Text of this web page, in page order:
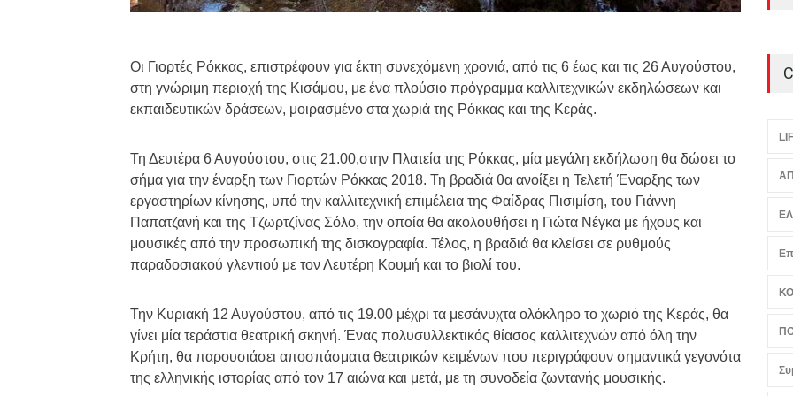
Οι Γιορτές Ρόκκας, επιστρέφουν για έκτη συνεχόμενη χρονιά, από τις 6 έως και τις 26 Αυγούστου,
στη γνώριμη περιοχή της Κισάμου, με ένα πλούσιο πρόγραμμα καλλιτεχνικών εκδηλώσεων και
εκπαιδευτικών δράσεων, μοιρασμένο στα χωριά της Ρόκκας και της Κεράς.
Τη Δευτέρα 6 Αυγούστου, στις 21.00,στην Πλατεία της Ρόκκας, μία μεγάλη εκδήλωση θα δώσει το
σήμα για την έναρξη των Γιορτών Ρόκκας 2018. Τη βραδιά θα ανοίξει η Τελετή Έναρξης των
εργαστηρίων κίνησης, υπό την καλλιτεχνική επιμέλεια της Φαίδρας Πισιμίση, του Γιάννη
Παπατζανή και της Τζωρτζίνας Σόλο, την οποία θα ακολουθήσει η Γιώτα Νέγκα με ήχους και
μουσικές από την προσωπική της δισκογραφία. Τέλος, η βραδιά θα κλείσει σε ρυθμούς
παραδοσιακού γλεντιού με τον Λευτέρη Κουμή και το βιολί του.
Την Κυριακή 12 Αυγούστου, από τις 19.00 μέχρι τα μεσάνυχτα ολόκληρο το χωριό της Κεράς, θα
γίνει μία τεράστια θεατρική σκηνή. Ένας πολυσυλλεκτικός θίασος καλλιτεχνών από όλη την
Κρήτη, θα παρουσιάσει αποσπάσματα θεατρικών κειμένων που περιγράφουν σημαντικά γεγονότα
της ελληνικής ιστορίας από τον 17 αιώνα και μετά, με τη συνοδεία ζωντανής μουσικής.